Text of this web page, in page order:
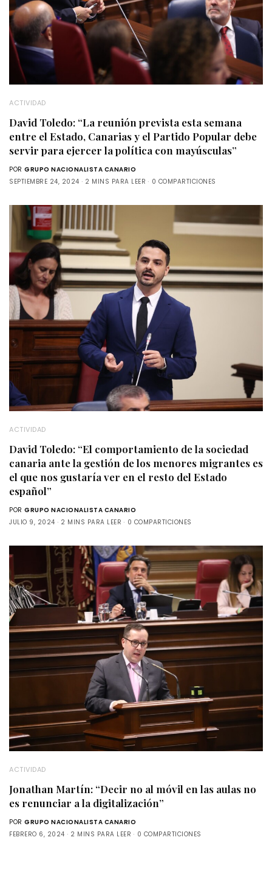
ACTIVIDAD
David Toledo: “La reunión prevista esta semana
entre el Estado, Canarias y el Partido Popular debe
servir para ejercer la política con mayúsculas”
POR GRUPO NACIONALISTA CANARIO
SEPTIEMBRE 24, 2024
2 MINS PARA LEER 0 COMPARTICIONES
ACTIVIDAD
David Toledo: “El comportamiento de la sociedad
canaria ante la gestión de los menores migrantes es
el que nos gustaría ver en el resto del Estado
español”
POR GRUPO NACIONALISTA CANARIO
JULIO 9, 2024
2 MINS PARA LEER 0 COMPARTICIONES
ACTIVIDAD
Jonathan Martín: “Decir no al móvil en las aulas no
es renunciar a la digitalización”
POR GRUPO NACIONALISTA CANARIO
FEBRERO 6, 2024
2 MINS PARA LEER 0 COMPARTICIONES